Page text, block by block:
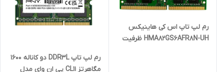
رم لپ تاپ اس کی هاینیکس
HMA82GS6AFR8N-UH ظرفیت
رم لپ تاپ DDR3L دو کاناله 1600
مگاهرتز CL11 پی ان وای مدل